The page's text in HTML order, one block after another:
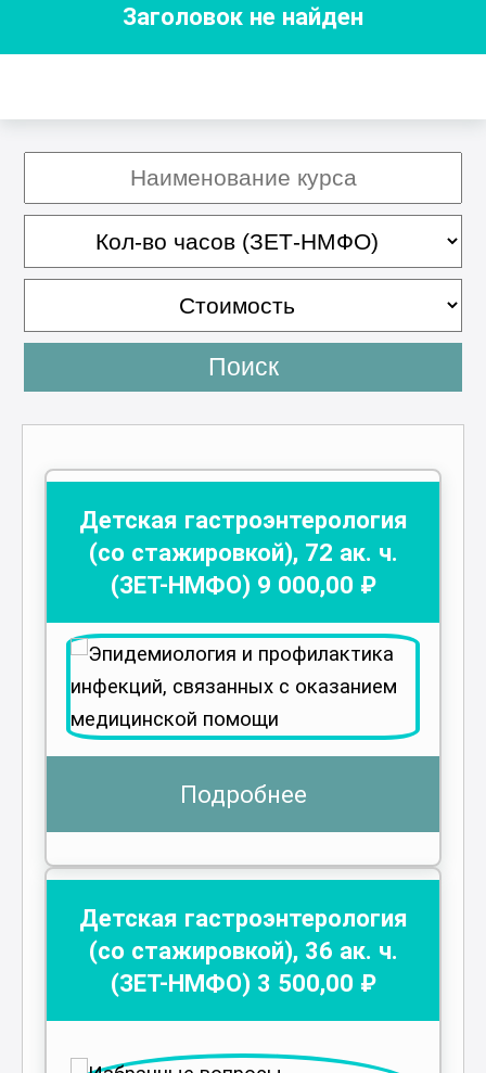
Заголовок не найден
Поиск
Детская гастроэнтерология
(со стажировкой), 72 ак. ч.
(ЗЕТ-НМФО) 9 000,00 ₽
Подробнее
Детская гастроэнтерология
(со стажировкой), 36 ак. ч.
(ЗЕТ-НМФО) 3 500,00 ₽